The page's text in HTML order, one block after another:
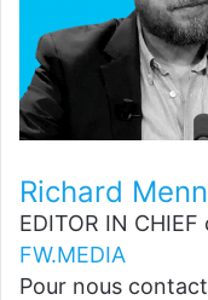
Richard
EDITOR IN CHIEF
FW.MEDIA
Pour nous